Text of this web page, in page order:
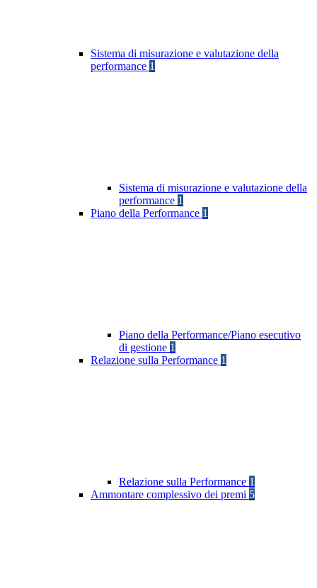
Sistema di misurazione e valutazione della
performance 1
Sistema di misurazione e valutazione della
performance 1
Piano della Performance 1
Piano della Performance/Piano esecutivo
di gestione 1
Relazione sulla Performance 1
Relazione sulla Performance 1
Ammontare complessivo dei premi 5